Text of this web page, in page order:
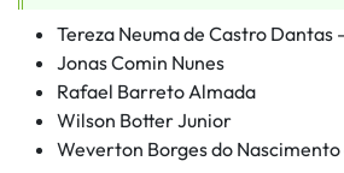
Tereza Neuma de Castro Dantas
Jonas Comin Nunes
Rafael Barreto Almada
Wilson Botter Junior
Weverton Borges do Nascimento